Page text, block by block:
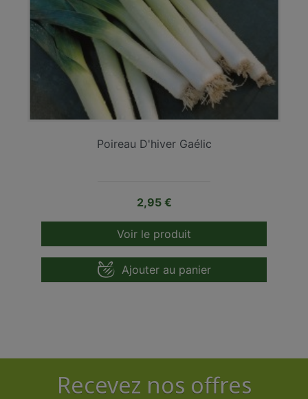
Poireau D'hiver Gaélic
Prix
2,95 €
Voir le produit
Ajouter au panier
Recevez nos offres